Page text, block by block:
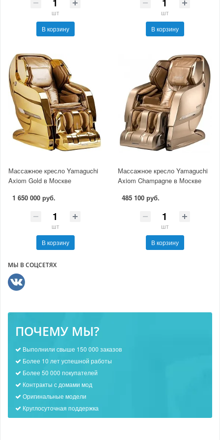
шт
В корзину
шт
В корзину
Массажное кресло Yamaguchi
Axiom Gold в Москве
1 650 000 руб.
шт
В корзину
Массажное кресло Yamaguchi
Axiom Champagne в Москве
485 100 руб.
шт
В корзину
МЫ В СОЦСЕТЯХ
ПОЧЕМУ МЫ?
Выполнили свыше 150 000 заказов
Более 10 лет успешной работы
Более 50 000 покупателей
Контракты с домами мод
Оригинальные модели
Круглосуточная поддержка